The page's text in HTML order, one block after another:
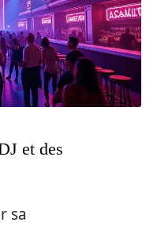
et des
sa